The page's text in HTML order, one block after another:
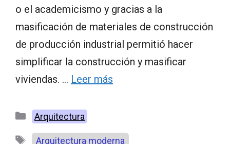
o el academicismo y gracias a la
masificación de materiales de construcción
de producción industrial permitió hacer
simplificar la construcción y masificar
viviendas. … Leer más
Categorías
Arquitectura
Etiquetas
Arquitectura moderna